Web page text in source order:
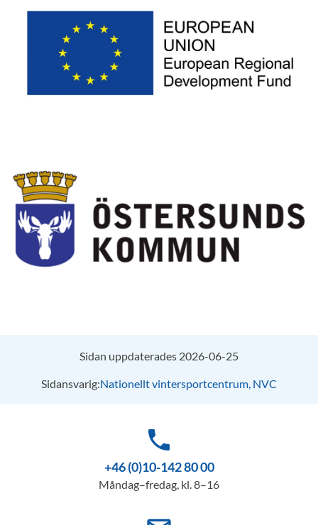
Sidan uppdaterades 2026-06-25
Sidansvarig:Nationellt vintersportcentrum, NVC
phone
+46 (0)10-142 80 00
Måndag–fredag, kl. 8–16